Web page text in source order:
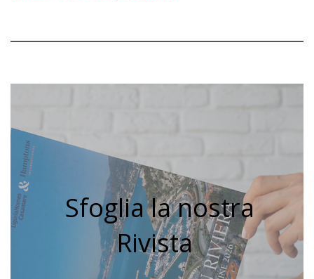
Sfoglia la nostra
Rivista